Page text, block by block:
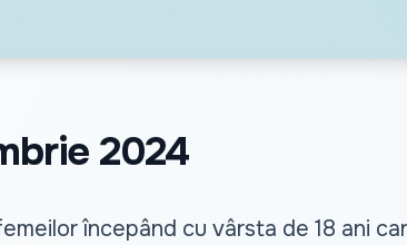
2024
începând cu vârsta de 18 ani